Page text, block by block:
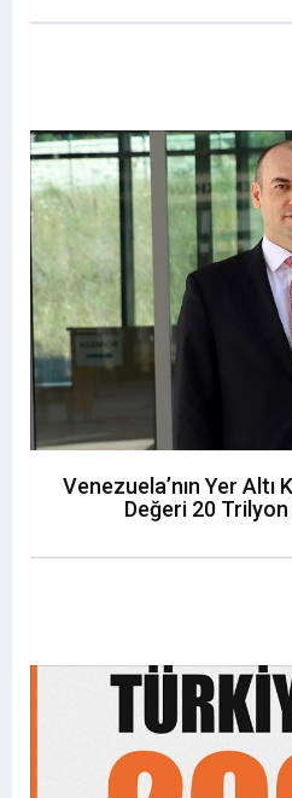
Venezuela’nın Yer Altı
Değeri 20 Trilyon